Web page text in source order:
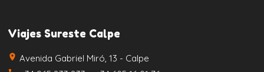
Viajes Sureste Calpe
place Avenida Gabriel Miró, 13 - Calpe